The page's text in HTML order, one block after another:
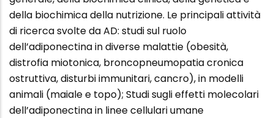
della biochimica della nutrizione. Le principali attività
di ricerca svolte da AD: studi sul ruolo
dell’adiponectina in diverse malattie (obesità,
distrofia miotonica, broncopneumopatia cronica
ostruttiva, disturbi immunitari, cancro), in modelli
animali (maiale e topo); Studi sugli effetti molecolari
dell’adiponectina in linee cellulari umane